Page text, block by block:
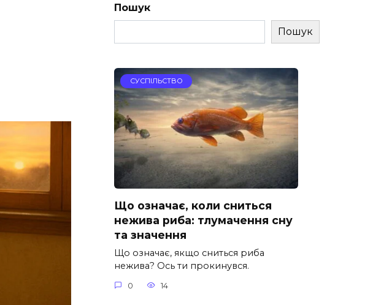
Пошук
Пошук
СУСПІЛЬСТВО
Що означає, коли сниться
нежива риба: тлумачення сну
та значення
Що означає, якщо сниться риба
нежива? Ось ти прокинувся.
0 14